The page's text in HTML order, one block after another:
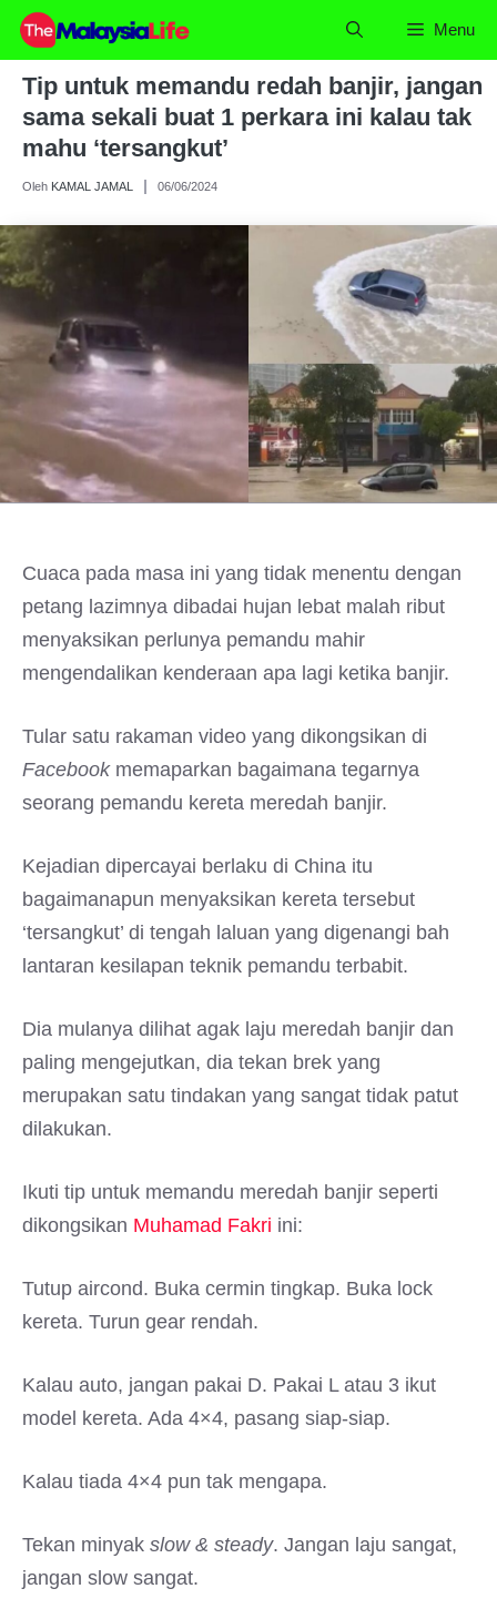
Skip
content
Menu
Tip untuk memandu redah banjir, jangan
sama sekali buat 1 perkara ini kalau tak
mahu ‘tersangkut’
Oleh KAMAL JAMAL 06/06/2024
Cuaca pada masa ini yang tidak menentu dengan
petang lazimnya dibadai hujan lebat malah ribut
menyaksikan perlunya pemandu mahir
mengendalikan kenderaan apa lagi ketika banjir.
Tular satu rakaman video yang dikongsikan di
Facebookmemaparkan bagaimana tegarnya
seorang pemandu kereta meredah banjir.
Kejadian dipercayai berlaku di China itu
bagaimanapun menyaksikan kereta tersebut
‘tersangkut’ di tengah laluan yang digenangi bah
lantaran kesilapan teknik pemandu terbabit.
Dia mulanya dilihat agak laju meredah banjir dan
paling mengejutkan, dia tekan brek yang
merupakan satu tindakan yang sangat tidak patut
dilakukan.
Ikuti tip untuk memandu meredah banjir seperti
dikongsikan Muhamad Fakri ini:
Tutup aircond. Buka cermin tingkap. Buka lock
kereta. Turun gear rendah.
Kalau auto, jangan pakai D. Pakai L atau 3 ikut
model kereta. Ada 4×4, pasang siap-siap.
Kalau tiada 4×4 pun tak mengapa.
Tekan minyak slow & steady. Jangan laju sangat,
jangan slow sangat.